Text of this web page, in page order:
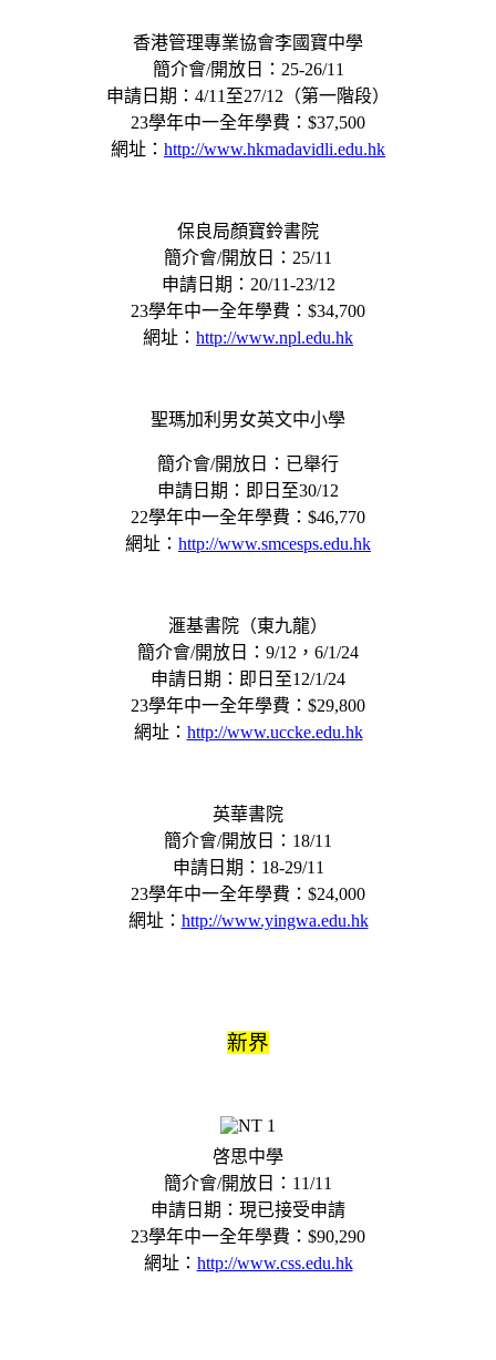
香港管理專業協會李國寶中學
簡介會/開放日：25-26/11
申請日期：4/11至27/12（第一階段）
23學年中一全年學費：$37,500
網址： http://www.hkmadavidli.edu.hk
保良局顏寶鈴書院
簡介會/開放日：25/11
申請日期：20/11-23/12
23學年中一全年學費：$34,700
網址： http://www.npl.edu.hk
聖瑪加利男女英文中小學
簡介會/開放日：已舉行
申請日期：即日至30/12
22學年中一全年學費：$46,770
網址： http://www.smcesps.edu.hk
滙基書院（東九龍）
簡介會/開放日：9/12，6/1/24
申請日期：即日至12/1/24
23學年中一全年學費：$29,800
網址： http://www.uccke.edu.hk
英華書院
簡介會/開放日：18/11
申請日期：18-29/11
23學年中一全年學費：$24,000
網址： http://www.yingwa.edu.hk
新界
啓思中學
簡介會/開放日：11/11
申請日期：現已接受申請
23學年中一全年學費：$90,290
網址： http://www.css.edu.hk